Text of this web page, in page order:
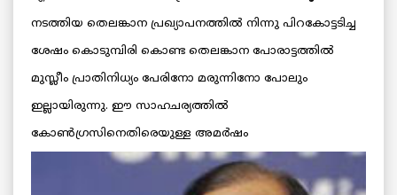
നടത്തിയ തെലങ്കാന പ്രഖ്യാപനത്തില്‍ നിന്നു പിറകോട്ടടിച്ച
ശേഷം കൊടുമ്പിരി കൊണ്ട തെലങ്കാന പോരാട്ടത്തില്‍
മുസ്ലീം പ്രാതിനിധ്യം പേരിനോ മരുന്നിനോ പോലും
ഇല്ലായിരുന്നു. ഈ സാഹചര്യത്തില്‍
കോണ്‍ഗ്രസിനെതിരെയുള്ള അമര്‍ഷം